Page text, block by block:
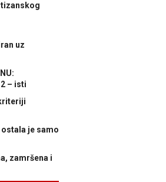
uz
– isti
ostala je samo
zamršena i